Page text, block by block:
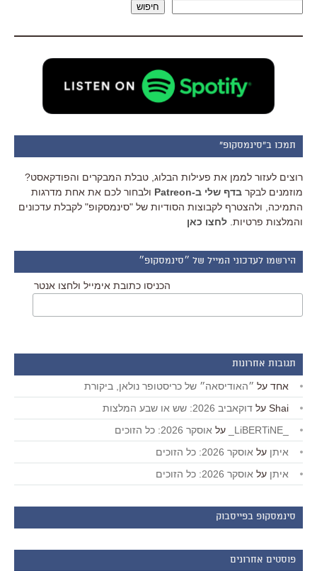
חיפוש
תמכו ב"סינמסקופ"
רוצים לעזור לממן את פעילות הבלוג, טבלת המבקרים והפודקאסט?
מוזמנים לבקר בדף שלי ב-Patreon
ולבחור לכם את אחת מדרגות
התמיכה, ולהצטרף לקבוצות הסודיות של "סינמסקופ" לקבלת עדכונים
והמלצות פרטיות. לחצו כאן
הירשמו לעדכוני המייל של ״סינמסקופ״
הכניסו כתובת אימייל ולחצו אנטר
תגובות אחרונות
אחד על ״האודיסאה״ של כריסטופר נולאן, ביקורת
Shai על דוקאביב 2026: שש או שבע המלצות
על אוסקר 2026: כל הזוכים
איתן על אוסקר 2026: כל הזוכים
איתן על אוסקר 2026: כל הזוכים
סינמסקופ בפייסבוק
פוסטים אחרונים